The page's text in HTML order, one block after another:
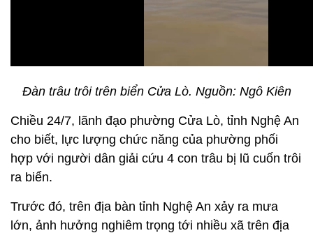
Đàn trâu trôi trên biển Cửa Lò. Nguồn: Ngô Kiên
Chiều 24/7, lãnh đạo phường Cửa Lò, tỉnh Nghệ An
cho biết, lực lượng chức năng của phường phối
hợp với người dân giải cứu 4 con trâu bị lũ cuốn trôi
ra biển.
Trước đó, trên địa bàn tỉnh Nghệ An xảy ra mưa
lớn, ảnh hưởng nghiêm trọng tới nhiều xã trên địa